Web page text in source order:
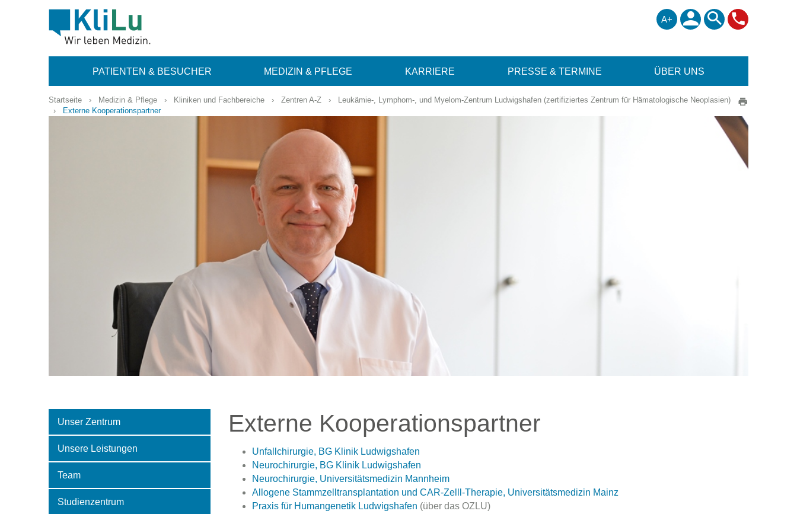
A+
PATIENTEN & BESUCHER MEDIZIN & PFLEGE KARRIERE PRESSE & TERMINE ÜBER UNS
Startseite › Medizin & Pflege › Kliniken und Fachbereiche › Zentren A-Z ›
Leukämie-, Lymphom-, und Myelom-Zentrum Ludwigshafen (zertifiziertes Zentrum für Hämatologische Neoplasien)
›
Externe Kooperationspartner
Unser Zentrum
Unsere Leistungen
Team
Studienzentrum
Externe Kooperationspartner
Unfallchirurgie, BG Klinik Ludwigshafen
Neurochirurgie, BG Klinik Ludwigshafen
Neurochirurgie, Universitätsmedizin Mannheim
Allogene Stammzelltransplantation und CAR-Zelll-Therapie, Universitätsmedizin Mainz
Praxis für Humangenetik Ludwigshafen (über das OZLU)